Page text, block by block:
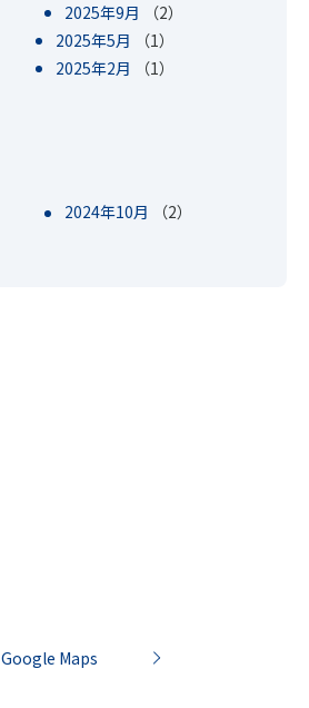
2025年9月
（2）
2025年5月
（1）
2025年2月
（1）
2024年10月 （2）
Google Maps